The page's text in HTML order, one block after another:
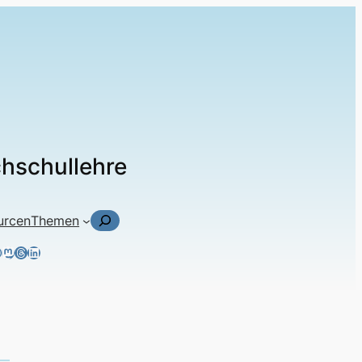
Themen Suchen
Mastodon
Threads
LinkedIn